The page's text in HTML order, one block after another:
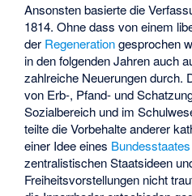
Ansonsten basierte die
1814. Ohne dass von einem
der Regenerationgesprochen
in den folgenden Jahren auch
zahlreiche Neuerungen durch.
von Erb-, Pfand- und
Sozialbereich und im
teilte die Vorbehalte anderer
einer Idee eines Bundesstaates
zentralistischen Staatsideen
Freiheitsvorstellungen nicht